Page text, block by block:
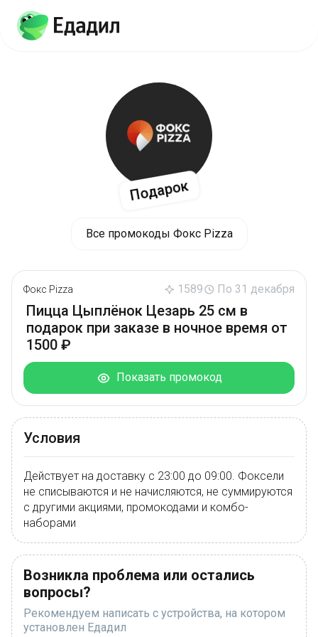
Подарок
Все промокоды Фокс Pizza
Фокс Pizza 1589 По 31 декабря
Пицца Цыплёнок Цезарь 25 см в
подарок при заказе в ночное время от
1500 ₽
Показать промокод
Условия
Действует на доставку с 23:00 до 09:00. Фоксели
не списываются и не начисляются, не суммируются
с другими акциями, промокодами и комбо-
наборами
Возникла проблема или остались
вопросы?
Рекомендуем написать с устройства, на котором
установлен Едадил